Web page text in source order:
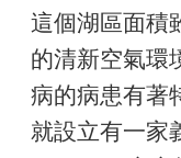
這個湖區面積
的清新空氣環
病的病患有著
就設立有一家